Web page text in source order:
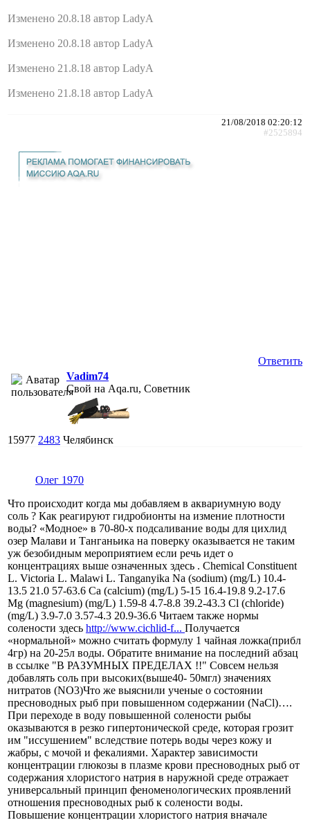
Изменено 20.8.18 автор LadyA
Изменено 20.8.18 автор LadyA
Изменено 21.8.18 автор LadyA
Изменено 21.8.18 автор LadyA
21/08/2018 02:20:12
#2525894
Ответить
Vadim74
Свой на Aqa.ru, Советник
15977 2483 Челябинск
Олег 1970
Что происходит когда мы добавляем в аквариумную воду
соль ? Как реагируют гидробионты на измение плотности
воды? «Модное» в 70-80-х подсаливание воды для цихлид
озер Малави и Танганьика на поверку оказывается не таким
уж безобидным мероприятием если речь идет о
концентрациях выше означенных здесь . Chemical Constituent
L. Victoria L. Malawi L. Tanganyika Na (sodium) (mg/L) 10.4-
13.5 21.0 57-63.6 Ca (calcium) (mg/L) 5-15 16.4-19.8 9.2-17.6
Mg (magnesium) (mg/L) 1.59-8 4.7-8.8 39.2-43.3 Cl (chloride)
(mg/L) 3.9-7.0 3.57-4.3 20.9-36.6 Читаем также нормы
солености здесь http://www.cichlid-f... Получается
«нормальной» можно считать формулу 1 чайная ложка(прибл
4гр) на 20-25л воды. Обратите внимание на последний абзац
в ссылке "В РАЗУМНЫХ ПРЕДЕЛАХ !!" Совсем нельзя
добавлять соль при высоких(выше40- 50мгл) значениях
нитратов (NO3)Что же выяснили ученые о состоянии
пресноводных рыб при повышенном содержании (NaCl)….
При переходе в воду повышенной солености рыбы
оказываются в резко гипертонической среде, которая грозит
им "иссушением" вследствие потерь воды через кожу и
жабры, с мочой и фекалиями. Характер зависимости
концентрации глюкозы в плазме крови пресноводных рыб от
содержания хлористого натрия в наружной среде отражает
универсальный принцип феноменологических проявлений
отношения пресноводных рыб к солености воды.
Повышение концентрации хлористого натрия вначале